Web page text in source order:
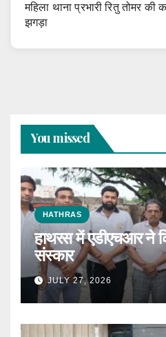
महिला थाना प्रभारी रितु तोमर
झगड़ा
You missed
HATHRAS
हाथरस में एडीएचआर ने
संस्कार
JULY 27, 2026